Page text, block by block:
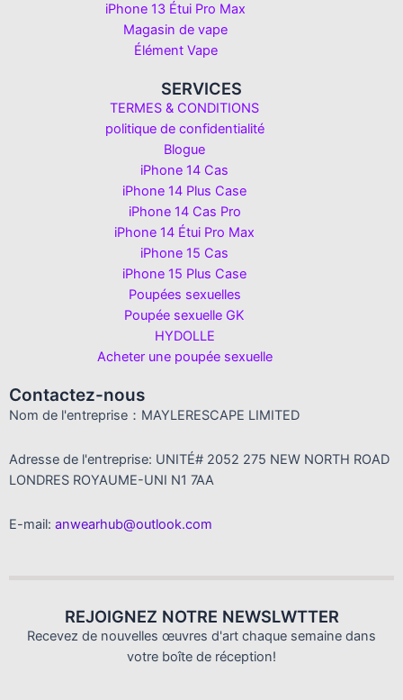
iPhone 13 Étui Pro Max
Magasin de vape
Élément Vape
SERVICES
TERMES & CONDITIONS
politique de confidentialité
Blogue
iPhone 14 Cas
iPhone 14 Plus Case
iPhone 14 Cas Pro
iPhone 14 Étui Pro Max
iPhone 15 Cas
iPhone 15 Plus Case
Poupées sexuelles
Poupée sexuelle GK
HYDOLLE
Acheter une poupée sexuelle
Contactez-nous
Nom de l'entreprise：MAYLERESCAPE LIMITED
Adresse de l'entreprise: UNITÉ# 2052 275 NEW NORTH ROAD
LONDRES ROYAUME-UNI N1 7AA
E-mail: anwearhub@outlook.com
REJOIGNEZ NOTRE NEWSLWTTER
Recevez de nouvelles œuvres d'art chaque semaine dans
votre boîte de réception!